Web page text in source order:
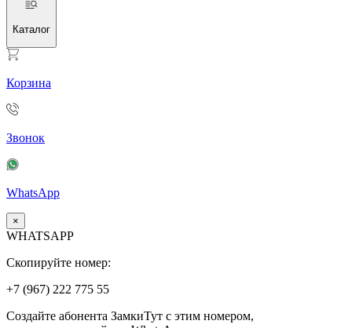
Каталог
Корзина
Звонок
WhatsApp
×
WHATSAPP
Скопируйте номер:
+7 (967) 222 775 55
Создайте абонента ЗамкиТут с этим номером,